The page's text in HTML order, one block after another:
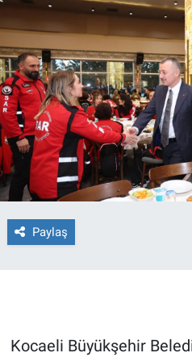
Paylaş
Kocaeli Büyükşehir
Künye
Son Dakika Haberleri
Haber Arşivi